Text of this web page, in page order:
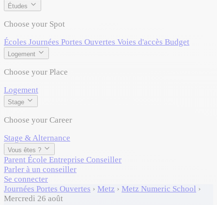
Études
Choose your Spot
Écoles Journées Portes Ouvertes Voies d'accès Budget
Logement
Choose your Place
Logement
Stage
Choose your Career
Stage & Alternance
Vous êtes ?
Parent École Entreprise Conseiller
Parler à un conseiller
Se connecter
Journées Portes Ouvertes › Metz › Metz Numeric School ›
Mercredi 26 août